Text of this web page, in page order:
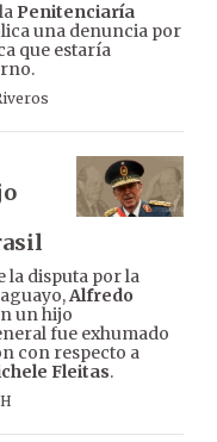
Penitenciaría
una denuncia por
que estaría
disputa por la
Alfredo
un hijo
fue exhumado
con respecto a
Fleitas.